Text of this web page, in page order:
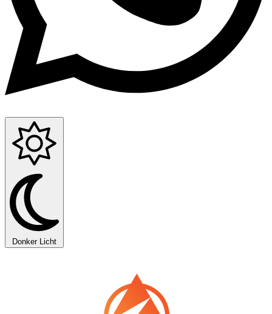
Donker Licht